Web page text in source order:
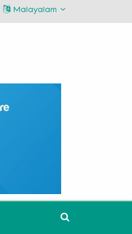
Malayalam